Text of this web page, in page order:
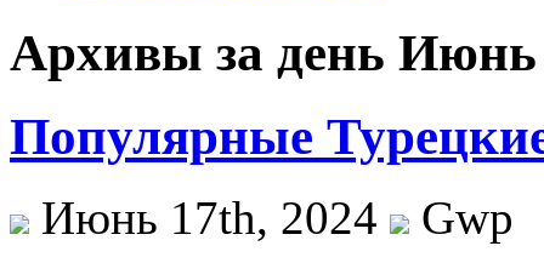
Архивы за день Июнь
Популярные
Июнь 17th, 2024
Gwp